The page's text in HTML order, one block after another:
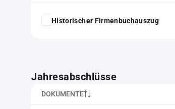
Historischer Firmenbuchauszug
Jahresabschlüsse
DOKUMENTE